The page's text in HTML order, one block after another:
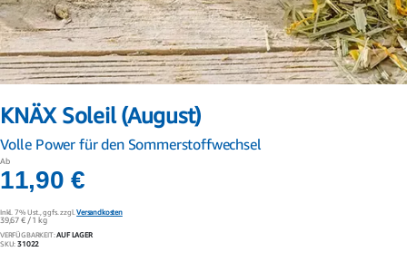
der
springen
KNÄX Soleil (August)
Volle Power für den Sommerstoffwechsel
Ab
11,90 €
Inkl. 7% Ust.,ggfs. zzgl.Versandkosten
39,67 €/ 1 kg
VERFÜGBARKEIT:AUF LAGER
SKU 31022